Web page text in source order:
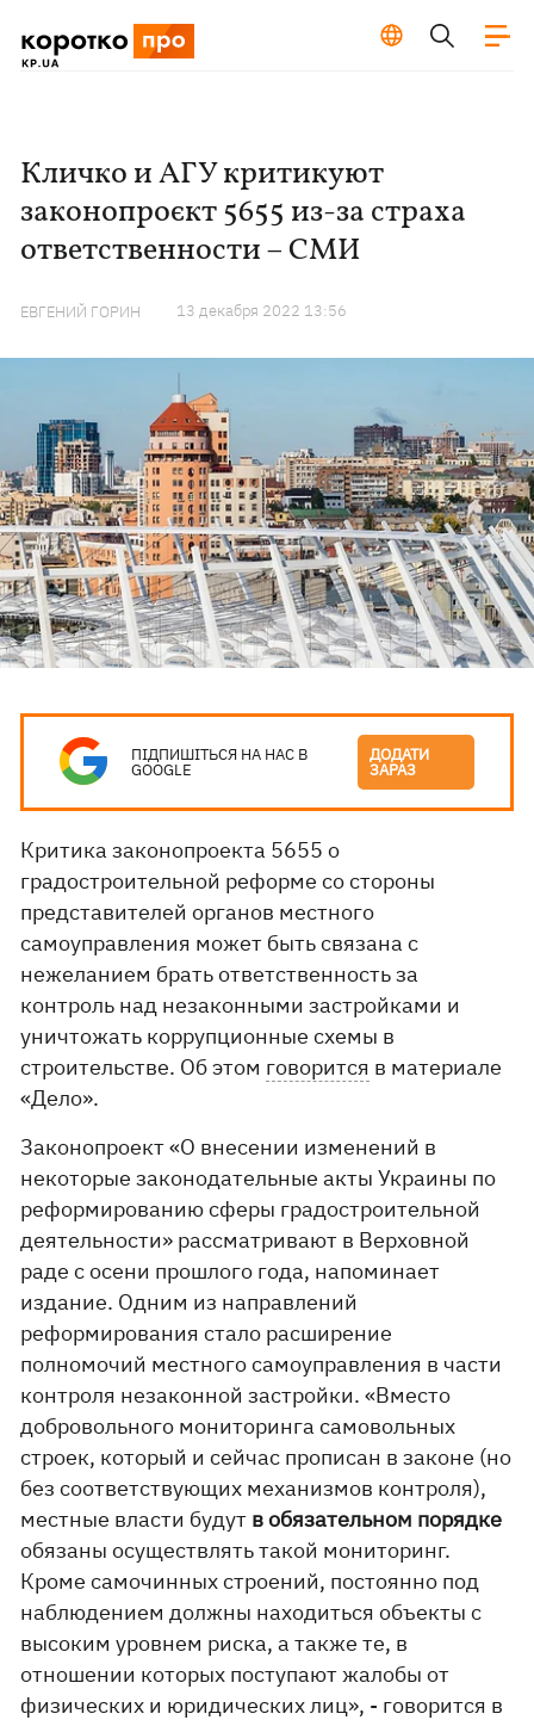
Кличко и АГУ критикуют
законопроєкт 5655 из-за страха
ответственности – СМИ
ЕВГЕНИЙ ГОРИН 13 декабря 2022 13:56
ПІДПИШІТЬСЯ НА НАС В
GOOGLE
ДОДАТИ
ЗАРАЗ
Критика законопроекта 5655 о
градостроительной реформе со стороны
представителей органов местного
самоуправления может быть связана с
нежеланием брать ответственность за
контроль над незаконными застройками и
уничтожать коррупционные схемы в
строительстве. Об этом говорится в материале
«Дело».
Законопроект «О внесении изменений в
некоторые законодательные акты Украины по
реформированию сферы градостроительной
деятельности» рассматривают в Верховной
раде с осени прошлого года, напоминает
издание. Одним из направлений
реформирования стало расширение
полномочий местного самоуправления в части
контроля незаконной застройки. «Вместо
добровольного мониторинга самовольных
строек, который и сейчас прописан в законе (но
без соответствующих механизмов контроля),
местные власти будут в обязательном порядке
обязаны осуществлять такой мониторинг.
Кроме самочинных строений, постоянно под
наблюдением должны находиться объекты с
высоким уровнем риска, а также те, в
отношении которых поступают жалобы от
физических и юридических лиц», - говорится в